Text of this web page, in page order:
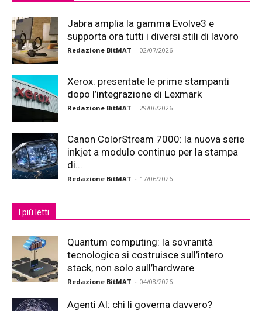
Jabra amplia la gamma Evolve3 e
supporta ora tutti i diversi stili di lavoro
Redazione BitMAT - 02/07/2026
Xerox: presentate le prime stampanti
dopo l’integrazione di Lexmark
Redazione BitMAT - 29/06/2026
Canon ColorStream 7000: la nuova serie
inkjet a modulo continuo per la stampa
di...
Redazione BitMAT - 17/06/2026
I più letti
Quantum computing: la sovranità
tecnologica si costruisce sull’intero
stack, non solo sull’hardware
Redazione BitMAT - 04/08/2026
Agenti AI: chi li governa davvero?